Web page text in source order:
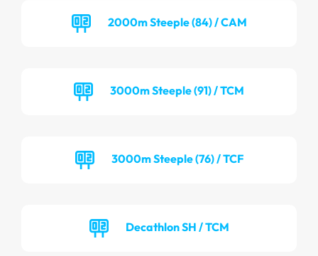
2000m Steeple (84) / CAM
3000m Steeple (91) / TCM
3000m Steeple (76) / TCF
Decathlon SH / TCM